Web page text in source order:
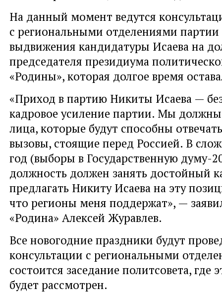
На данный момент ведутся
с региональными отделениями партии
выдвижения кандидатуры Исаева на
председателя президиума
«Родины», которая долгое время
«Приход в партию Никиты Исаева —
кадровое усиление партии. Мы
лица, которые будут способны
вызовы, стоящие перед Россией. В
год (выборы в Государственную думу-
должность должен занять достойный
предлагать Никиту Исаева на эту
что регионы меня поддержат», —
«Родина» Алексей Журавлев.
Все новогодние праздники будут
консультации с региональными
состоится заседание политсовета, где
будет рассмотрен.